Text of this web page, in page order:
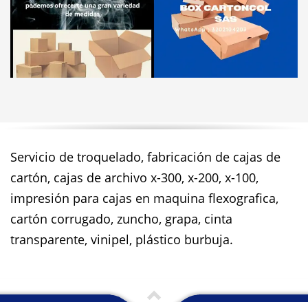
Servicio de troquelado, fabricación de cajas de
cartón, cajas de archivo x-300, x-200, x-100,
impresión para cajas en maquina flexografica,
cartón corrugado, zuncho, grapa, cinta
transparente, vinipel, plástico burbuja.